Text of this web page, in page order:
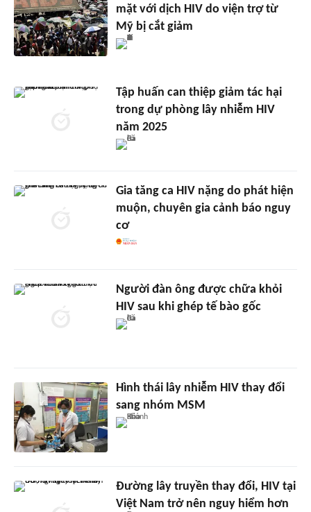
mặt với dịch HIV do viện trợ từ
Mỹ bị cắt giảm
Tập huấn can thiệp giảm tác hại
trong dự phòng lây nhiễm HIV
năm 2025
Gia tăng ca HIV nặng do phát hiện
muộn, chuyên gia cảnh báo nguy
cơ
Người đàn ông được chữa khỏi
HIV sau khi ghép tế bào gốc
Hình thái lây nhiễm HIV thay đổi
sang nhóm MSM
Đường lây truyền thay đổi, HIV tại
Việt Nam trở nên nguy hiểm hơn